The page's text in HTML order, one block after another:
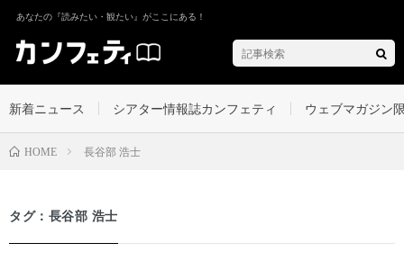
あなたの『読みたい・観たい』がここにある！
新着ニュース シアター情報誌カンフェティ ウェブマガジン
HOME 長谷部 浩士
タグ：長谷部 浩士